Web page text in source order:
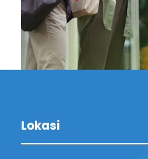
Lokasi